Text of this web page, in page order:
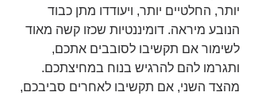
יותר, החלטיים יותר, ויעודדו מתן כבוד
הנובע מיראה. דומיננטיות שכזו קשה מאוד
לשימור אם תקשיבו לסובבים אתכם,
ותגרמו להם להרגיש בנוח במחיצתכם.
מהצד השני, אם תקשיבו לאחרים סביבכם,